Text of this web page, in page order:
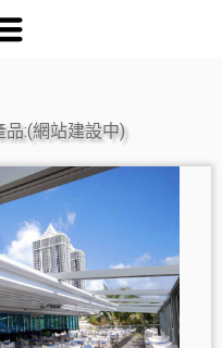
:(網站建設中)